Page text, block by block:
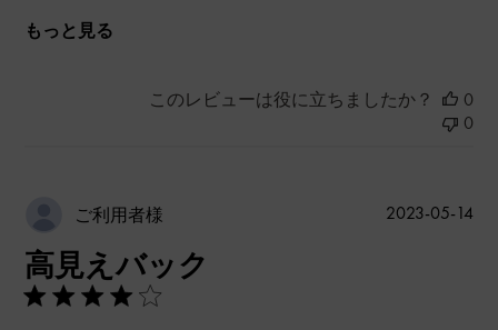
もっと見る
このレビューは役に立ちましたか？
0
0
ご利用者様
高見えバック
公
2023-05-14